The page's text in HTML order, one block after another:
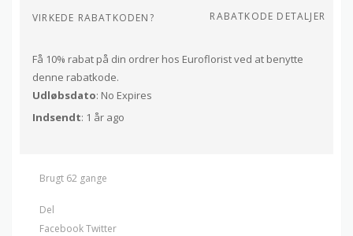
VIRKEDE RABATKODEN? RABATKODE DETALJER
Få 10% rabat på din ordrer hos Euroflorist ved at benytte
denne rabatkode.
Udløbsdato: No Expires
Indsendt: 1 år ago
Brugt 62 gange
Del
FacebookTwitter